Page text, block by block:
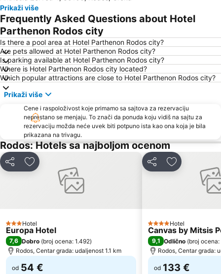
Afandou
Turunc Public Beach
Icmeler II Public Beach
26. 28th October - NO anniversary
Akvarijum u Rodosu
Aqua Dream Water Park
Sogutkoy
Prikaži više
Frequently Asked Questions about Hotel
Parthenon Rodos city
Is there a pool area at Hotel Parthenon Rodos city?
Are pets allowed at Hotel Parthenon Rodos city?
Is parking available at Hotel Parthenon Rodos city?
Where is Hotel Parthenon Rodos city located?
Which popular attractions are close to Hotel Parthenon Rodos city?
Prikaži više
Cene i raspoloživost koje primamo sa sajtova za rezervaciju
neprestano se menjaju. To znači da ponuda koju vidiš na sajtu za
rezervaciju možda neće uvek biti potpuno ista kao ona koja je bila
prikazana na trivagu.
Rodos: Hotels sa najboljom ocenom
Deli Dodati u favorite
3 Zvezdice
Hotel
Europa Hotel
7,6 Dobro (broj ocena: 1.492)
Rodos, Centar grada: udaljenost 1.1 km
od 54 €
Deli Dodati u
4 Zvezdice
Hotel
Canvas by Mitsis
9,1 Odlično (broj ocena:
Rodos, Centar grada:
od 133 €